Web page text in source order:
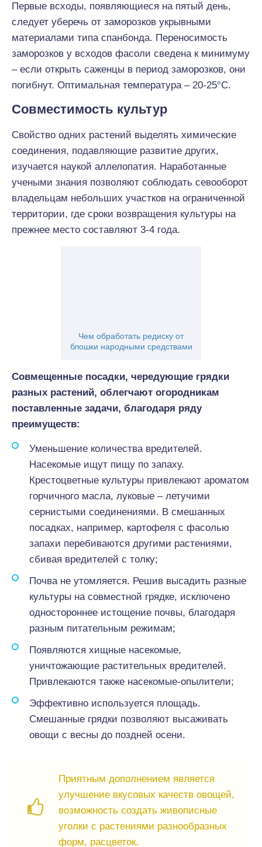
Первые всходы, появляющиеся на пятый день,
следует уберечь от заморозков укрывными
материалами типа спанбонда. Переносимость
заморозков у всходов фасоли сведена к минимуму
– если открыть саженцы в период заморозков, они
погибнут. Оптимальная температура – 20-25°С.
Совместимость культур
Свойство одних растений выделять химические
соединения, подавляющие развитие других,
изучается наукой аллелопатия. Наработанные
учеными знания позволяют соблюдать севооборот
владельцам небольших участков на ограниченной
территории, где сроки возвращения культуры на
прежнее место составляют 3-4 года.
Чем обработать редиску от
блошки народными средствами
Совмещенные посадки, чередующие грядки
разных растений, облегчают огородникам
поставленные задачи, благодаря ряду
преимуществ:
Уменьшение количества вредителей.
Насекомые ищут пищу по запаху.
Крестоцветные культуры привлекают ароматом
горчичного масла, луковые – летучими
сернистыми соединениями. В смешанных
посадках, например, картофеля с фасолью
запахи перебиваются другими растениями,
сбивая вредителей с толку;
Почва не утомляется. Решив высадить разные
культуры на совместной грядке, исключено
одностороннее истощение почвы, благодаря
разным питательным режимам;
Появляются хищные насекомые,
уничтожающие растительных вредителей.
Привлекаются также насекомые-опылители;
Эффективно используется площадь.
Смешанные грядки позволяют высаживать
овощи с весны до поздней осени.
Приятным дополнением является
улучшение вкусовых качеств овощей,
возможность создать живописные
уголки с растениями разнообразных
форм, расцветок.